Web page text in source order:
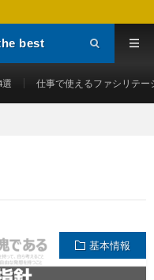
best
仕事で使えるファシリテー
基本情報